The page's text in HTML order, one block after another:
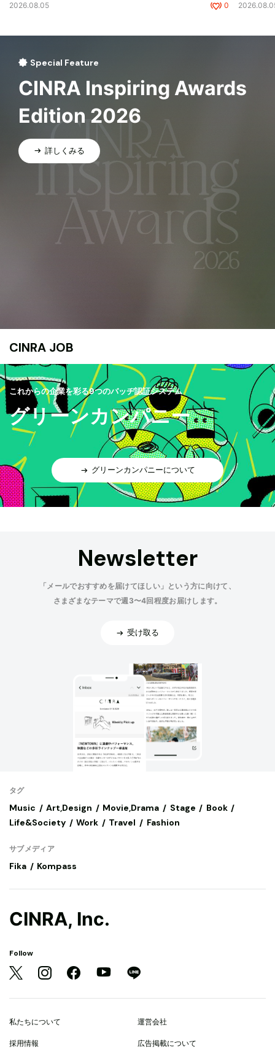
2026.08.05 0
Special Feature
CINRA Inspiring Awards
Edition 2026
詳しくみる
CINRA JOB
これからの企業を彩る9つのバッヂ認証システム
グリーンカンパニー
グリーンカンパニーについて
Newsletter
「メールでおすすめを届けてほしい」という方に向けて、
さまざまなテーマで週3〜4回程度お届けします。
受け取る
タグ
Music Art,Design Movie,Drama Stage
Book
Life&Society
Work Travel Fashion
サブメディア
Fika Kompass
CINRA, Inc.
Follow
私たちについて 運営会社
採用情報 広告掲載について